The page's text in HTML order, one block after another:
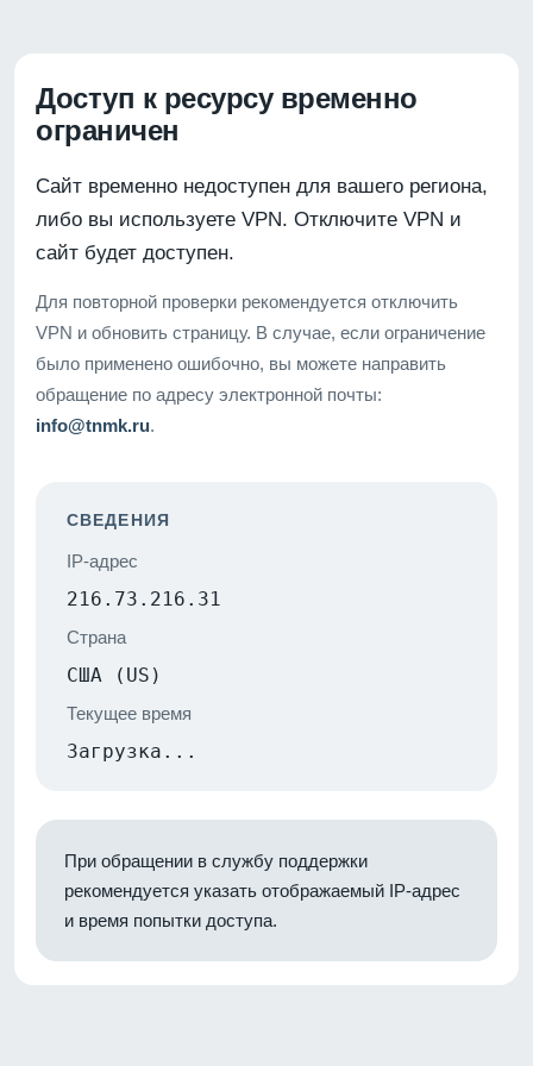
Доступ к ресурсу временно
ограничен
Сайт временно недоступен для вашего региона,
либо вы используете VPN. Отключите VPN и
сайт будет доступен.
Для повторной проверки рекомендуется отключить
VPN и обновить страницу. В случае, если ограничение
было применено ошибочно, вы можете направить
обращение по адресу электронной почты:
info@tnmk.ru.
СВЕДЕНИЯ
IP-адрес
216.73.216.31
Страна
США (US)
Текущее время
Загрузка...
При обращении в службу поддержки
рекомендуется указать отображаемый IP-адрес
и время попытки доступа.